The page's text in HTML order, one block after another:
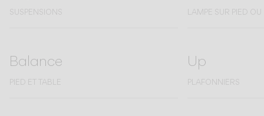
SUSPENSIONS LAMPE SUR PIED
Balance
PIED ET TABLE
Up
PLAFONNIERS